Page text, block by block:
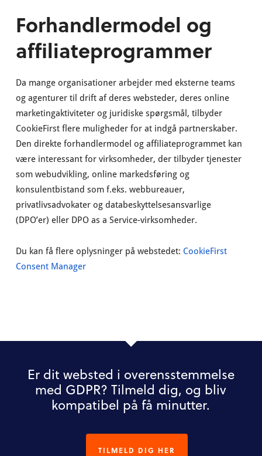
Forhandlermodel og
affiliateprogrammer
Da mange organisationer arbejder med eksterne teams
og agenturer til drift af deres websteder, deres online
marketingaktiviteter og juridiske spørgsmål, tilbyder
CookieFirst flere muligheder for at indgå partnerskaber.
Den direkte forhandlermodel og affiliateprogrammet kan
være interessant for virksomheder, der tilbyder tjenester
som webudvikling, online markedsføring og
konsulentbistand som f.eks. webbureauer,
privatlivsadvokater og databeskyttelsesansvarlige
(DPO’er) eller DPO as a Service-virksomheder.
Du kan få flere oplysninger på webstedet: CookieFirst
Consent Manager
Er dit websted i overensstemmelse
med GDPR? Tilmeld dig, og bliv
kompatibel på få minutter.
TILMELD DIG HER